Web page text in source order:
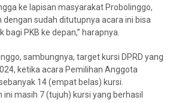
ke lapisan masyarakat Probolinggo,
sudah ditutupnya acara ini bisa
PKB ke depan,” harapnya.
sambungnya, target kursi DPRD yang
ketika acara Pemilihan Anggota
14 (empat belas) kursi.
masih 7 (tujuh) kursi yang berhasil